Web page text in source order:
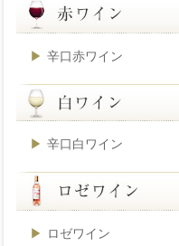
辛口赤ワイン
辛口白ワイン
ロゼワイン